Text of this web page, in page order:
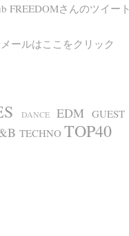
FREEDOMさんのツイート
ールはここをクリック
DANCE EDM GUEST
TECHNO TOP40